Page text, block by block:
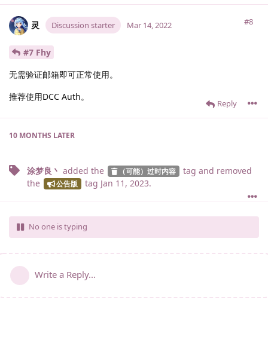
灵 Discussion starter #8
Mar 14, 2022
#7 Fhy
无需验证邮箱即可正常使用。
推荐使用DCC Auth。
Reply
10 MONTHS LATER
涂梦良丶 added the （可能）过时内容 tag and removed
the
公告版 tag Jan 11, 2023.
No one is typing
Write a Reply...